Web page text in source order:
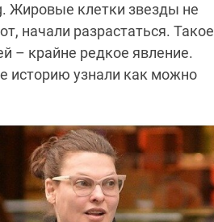
Жировые клетки звезды не
начали разрастаться. Такое
– крайне редкое явление.
историю узнали как можно